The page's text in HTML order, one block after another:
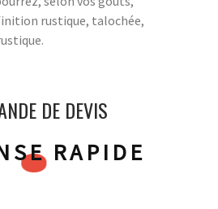
rustique, talochée,
DE DEVIS
RAPIDE